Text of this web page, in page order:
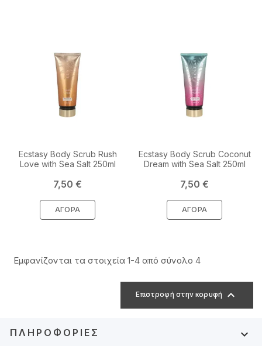
Ecstasy Body Scrub Rush
Love with Sea Salt 250ml
Τιμή
7,50 €
ΑΓΟΡΆ
Ecstasy Body Scrub Coconut
Dream with Sea Salt 250ml
Τιμή
7,50 €
ΑΓΟΡΆ
Εμφανίζονται τα στοιχεία 1-4 από σύνολο 4
Επιστροφή στην κορυφή 
ΠΛΗΡΟΦΟΡΊΕΣ 